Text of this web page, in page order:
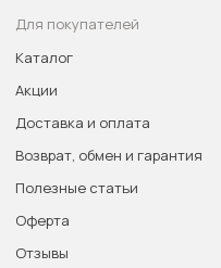
Для покупателей
Каталог
Акции
Доставка и оплата
Возврат, обмен и гарантия
Полезные статьи
Оферта
Отзывы